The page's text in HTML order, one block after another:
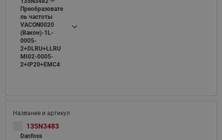
Преобразовате
ль частоты
VACON0020
(Вакон)-1L-
0005-
2+DLRU+LLRU
MI02-0005-
2+IP20+EMC4
135N3483
Danfoss